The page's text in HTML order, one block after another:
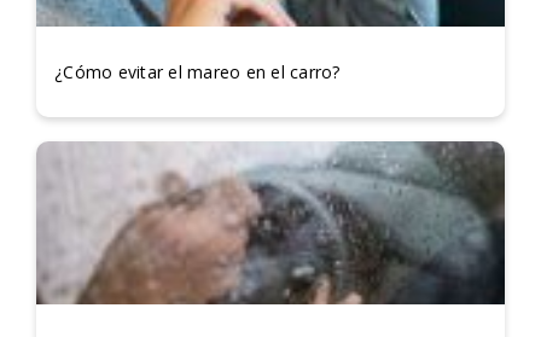
¿Cómo evitar el mareo en el carro?